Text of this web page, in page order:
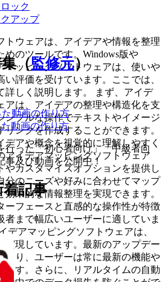
ック
アップ
トウェアは、アイデアや情報を整理
めのツールです。Windows版や
マッピングソフトウェアは、使いや
評価を受けています。ここでは、
詳しく説明します。 まず、アイデ
アは、アイデアの整理や構造化を支
ンプルな操作でテキストやイメージ
リンクを作成することができます。
デアや概念を視覚的に理解しやすく
アイデアマッピングソフトウェア
やカスタマイズオプションを提供し
分のニーズや好みに合わせてマップ
効果的な情報整理を実現できます。
ーフェースと直感的な操作性が特徴
者まで幅広いユーザーに適していま
デアマッピングソフトウェアは、
実現しています。最新のアップデー
より、ユーザーは常に最新の機能や
ます。さらに、リアルタイムの自動
（監修元）
た動画の作り方
動画の作り方
った「初心者向け」「中級者向
事及び動画を公開中！
記事